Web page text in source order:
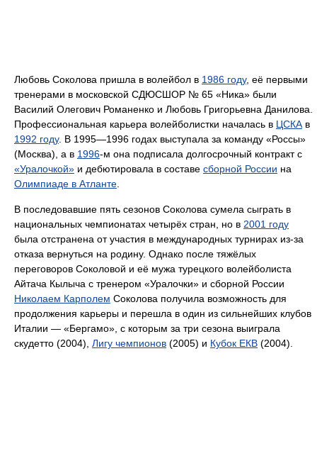
Любовь Соколова пришла в волейбол в 1986 году, её первыми
тренерами в московской СДЮСШОР № 65 «Ника» были
Василий Олегович Романенко и Любовь Григорьевна Данилова.
Профессиональная карьера волейболистки началась в ЦСКА в
1992 году. В 1995—1996 годах выступала за команду «Россы»
(Москва), а в 1996-м она подписала долгосрочный контракт с
«Уралочкой» и дебютировала в составе сборной России на
Олимпиаде в Атланте
В последовавшие пять сезонов Соколова сумела сыграть в
национальных чемпионатах четырёх стран, но в 2001 году
была отстранена от участия в международных турнирах из-за
отказа вернуться на родину. Однако после тяжёлых
переговоров Соколовой и её мужа турецкого волейболиста
Айтача Кылыча с тренером «Уралочки» и сборной России
Николаем Карполем Соколова получила возможность для
продолжения карьеры и перешла в один из сильнейших клубов
Италии — «Бергамо», с которым за три сезона выиграла
скудетто (2004), Лигу чемпионов (2005) и Кубок ЕКВ (2004).